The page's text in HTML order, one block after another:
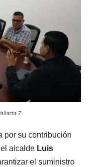
7
por su contribución
alcalde Luis
el suministro